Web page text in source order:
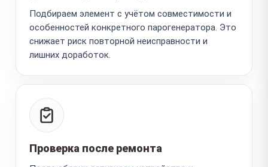
Подбираем элемент с учётом совместимости и
особенностей конкретного парогенератора. Это
снижает риск повторной неисправности и
лишних доработок.
Проверка после ремонта